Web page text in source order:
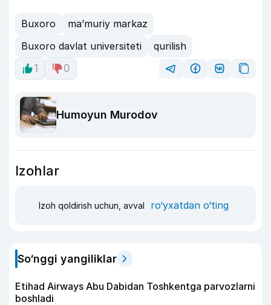
Buxoro
ma’muriy markaz
Buxoro davlat universiteti
qurilish
1
0
Humoyun Murodov
Izohlar
Izoh qoldirish uchun, avval ro‘yxatdan o‘ting
So‘nggi yangiliklar
Etihad Airways Abu Dabidan Toshkentga parvozlarni
boshladi